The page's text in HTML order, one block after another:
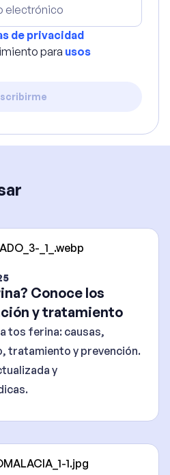
de privacidad
para usos
Conoce los
y tratamiento
tos ferina: causas,
tratamiento y prevención.
y